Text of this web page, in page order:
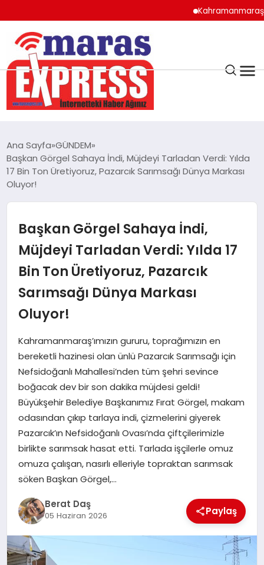
Kahramanmaraş’ta
K.MARAŞ
ANDIRIN
AFŞİN
ÇAĞLAYANCERİT
BİZE ULAŞIN
GÖKSUN
PAZARCIK
KÜNYE
NURHAK
Ana Sayfa GÜNDEM
Başkan Görgel Sahaya İndi, Müjdeyi Tarladan Verdi: Yılda
17 Bin Ton Üretiyoruz, Pazarcık Sarımsağı Dünya Markası
Oluyor!
Başkan Görgel Sahaya İndi,
Müjdeyi Tarladan Verdi: Yılda 17
Bin Ton Üretiyoruz, Pazarcık
Sarımsağı Dünya Markası
Oluyor!
Kahramanmaraş’ımızın gururu, toprağımızın en
bereketli hazinesi olan ünlü Pazarcık Sarımsağı için
Nefsidoğanlı Mahallesi’nden tüm şehri sevince
boğacak dev bir son dakika müjdesi geldi!
Büyükşehir Belediye Başkanımız Fırat Görgel, makam
odasından çıkıp tarlaya indi, çizmelerini giyerek
Pazarcık’ın Nefsidoğanlı Ovası’nda çiftçilerimizle
birlikte sarımsak hasat etti. Tarlada işçilerle omuz
omuza çalışan, nasırlı elleriyle topraktan sarımsak
söken Başkan Görgel,…
Berat Daş
05 Haziran 2026 Paylaş